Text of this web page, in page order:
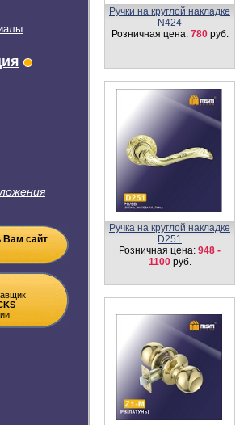
Вам сайт
Ручка 160 L
Розничная цена:
Накладка-фиксатор SW1
Розничная цена: